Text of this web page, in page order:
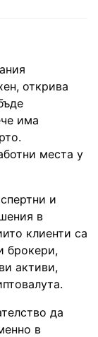
открива
има
места у
и
в
клиенти са
брокери,
активи,
да
в